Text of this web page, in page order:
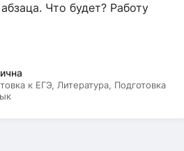
Что будет? Работу
к ЕГЭ, Литература, Подготовка